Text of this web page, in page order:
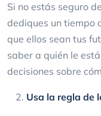
Si no estás seguro
dediques un tiempo
que ellos sean tus
saber a quién le
decisiones sobre
Usa la regla de